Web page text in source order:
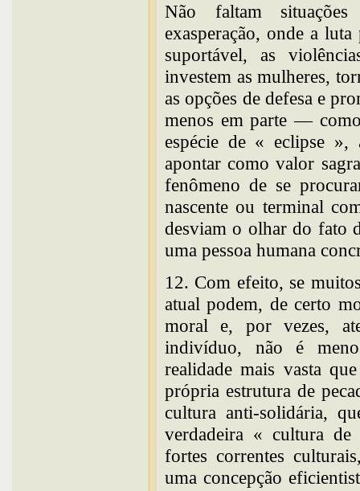
Não faltam
exasperação, onde a
suportável, as
investem as mulheres,
as opções de defesa e
menos em parte —
espécie de « eclipse »,
apontar como valor
fenômeno de se
nascente ou terminal
desviam o olhar do fato
uma pessoa humana
12. Com efeito, se
atual podem, de certo
moral e, por vezes,
indivíduo, não é
realidade mais vasta
própria estrutura de
cultura anti-solidária,
verdadeira « cultura
fortes correntes
uma concepção